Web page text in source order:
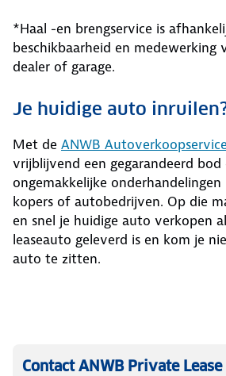
*Haal -en brengservice is
beschikbaarheid en medewerking
dealer of garage.
Je huidige auto
Met de ANWB
vrijblijvend een gegarandeerd
ongemakkelijke
kopers of autobedrijven. Op die
en snel je huidige auto verkopen
leaseauto geleverd is en kom je
auto te zitten.
Contact ANWB Private Lease